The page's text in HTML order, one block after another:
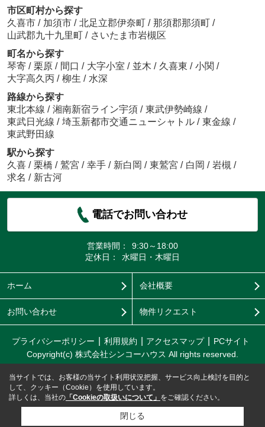
市区町村から探す
久喜市 / 加須市 / 北足立郡伊奈町 / 那須郡那須町 /
山武郡九十九里町 / さいたま市岩槻区
町名から探す
琴寄 / 栗原 / 間口 / 大字小室 / 並木 / 久喜東 / 小関 /
大字高久丙 / 柳生 / 水深
路線から探す
東北本線 / 湘南新宿ライン宇須 / 東武伊勢崎線 /
東武日光線 / 埼玉新都市交通ニューシャトル / 東金線 /
東武野田線
駅から探す
久喜 / 栗橋 / 鷲宮 / 幸手 / 新白岡 / 東鷲宮 / 白岡 / 岩槻 /
求名 / 新古河
電話でお問い合わせ
営業時間：
9:30～18:00
定休日：
水曜日・木曜日
ホーム 会社概要
お問い合わせ 物件リクエスト
プライバシーポリシー 利用規約 アクセスマップ
PCサイト
Copyright(c) 株式会社シンコーハウス All rights reserved.
当サイトでは、お客様の当サイト利用状況把握、サービス向上検討を目的と
して、クッキー（Cookie）を使用しています。
詳しくは、当社の 「Cookieの取扱いについて」 をご確認ください。
閉じる